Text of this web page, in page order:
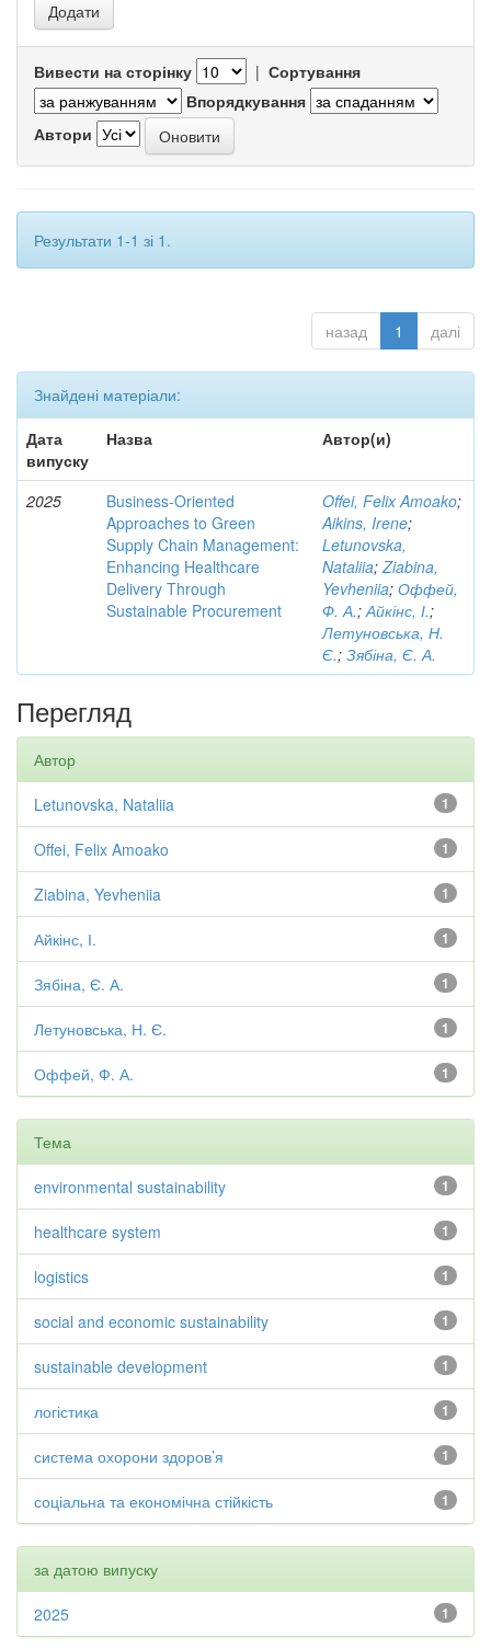
Вивести на сторінку | Сортування
Впорядкування
Автори
Результати 1-1 зі 1.
назад 1 далі
Знайдені матеріали:
Дата
випуску
Назва Автор(и)
2025
Business-Oriented
Approaches to Green
Supply Chain Management:
Enhancing Healthcare
Delivery Through
Sustainable Procurement
Offei, Felix Amoako;
Aikins, Irene;
Letunovska,
Nataliia;Ziabina,
Yevheniia; Оффей,
Ф. А.;Айкінс, І.;
Летуновська, Н.
Є.; Зябіна, Є. А.
Перегляд
Автор
1
Letunovska, Nataliia
1
Offei, Felix Amoako
1
Ziabina, Yevheniia
1
Айкінс, І.
1
Зябіна, Є. А.
1
Летуновська, Н. Є.
1
Оффей, Ф. А.
Тема
1
environmental sustainability
1
healthcare system
1
logistics
1
social and economic sustainability
1
sustainable development
1
логістика
1
система охорони здоров’я
1
соціальна та економічна стійкість
за датою випуску
1
2025